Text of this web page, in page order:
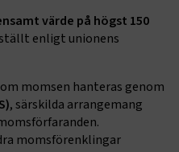
värde på högst 150
enligt unionens
momsen hanteras genom
, särskilda arrangemang
momsförenklingar